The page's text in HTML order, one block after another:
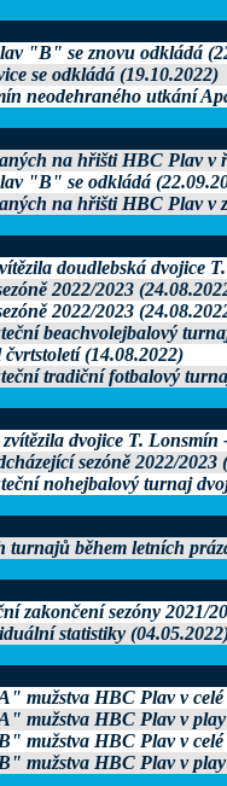
"B" se znovu odkládá
se odkládá (19.10.2022)
neodehraného utkání
na hřišti HBC Plav v
"B" se odkládá
na hřišti HBC Plav v
doudlebská dvojice
2022/2023
2022/2023
beachvolejbalový
(14.08.2022)
tradiční fotbalový
dvojice T. Lonsmín
sezóně 2022/2023
nohejbalový turnaj
turnajů během letních
zakončení sezóny 2021/
statistiky
mužstva HBC Plav v celé
mužstva HBC Plav v
mužstva HBC Plav v celé
mužstva HBC Plav v